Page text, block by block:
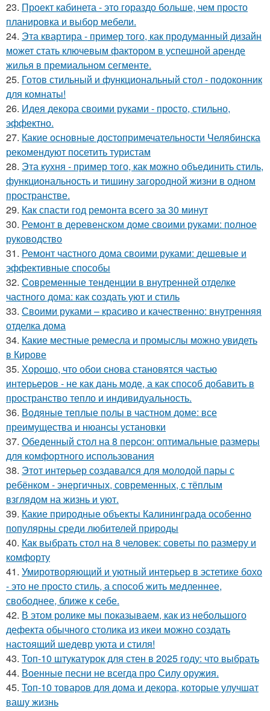
23. Проект кабинета - это гораздо больше, чем просто
планировка и выбор мебели.
24. Эта квартира - пример того, как продуманный дизайн
может стать ключевым фактором в успешной аренде
жилья в премиальном сегменте.
25. Готов стильный и функциональный стол - подоконник
для комнаты!
26. Идея декора своими руками - просто, стильно,
эффектно.
27. Какие основные достопримечательности Челябинска
рекомендуют посетить туристам
28. Эта кухня - пример того, как можно объединить стиль,
функциональность и тишину загородной жизни в одном
пространстве.
29. Как спасти год ремонта всего за 30 минут
30. Ремонт в деревенском доме своими руками: полное
руководство
31. Ремонт частного дома своими руками: дешевые и
эффективные способы
32. Современные тенденции в внутренней отделке
частного дома: как создать уют и стиль
33. Своими руками – красиво и качественно: внутренняя
отделка дома
34. Какие местные ремесла и промыслы можно увидеть
в Кирове
35. Хорошо, что обои снова становятся частью
интерьеров - не как дань моде, а как способ добавить в
пространство тепло и индивидуальность.
36. Водяные теплые полы в частном доме: все
преимущества и нюансы установки
37. Обеденный стол на 8 персон: оптимальные размеры
для комфортного использования
38. Этот интерьер создавался для молодой пары с
ребёнком - энергичных, современных, с тёплым
взглядом на жизнь и уют.
39. Какие природные объекты Калининграда особенно
популярны среди любителей природы
40. Как выбрать стол на 8 человек: советы по размеру и
комфорту
41. Умиротворяющий и уютный интерьер в эстетике бохо
- это не просто стиль, а способ жить медленнее,
свободнее, ближе к себе.
42. В этом ролике мы показываем, как из небольшого
дефекта обычного столика из икеи можно создать
настоящий шедевр уюта и стиля!
43. Топ-10 штукатурок для стен в 2025 году: что выбрать
44. Военные песни не всегда про Силу оружия.
45. Топ-10 товаров для дома и декора, которые улучшат
вашу жизнь